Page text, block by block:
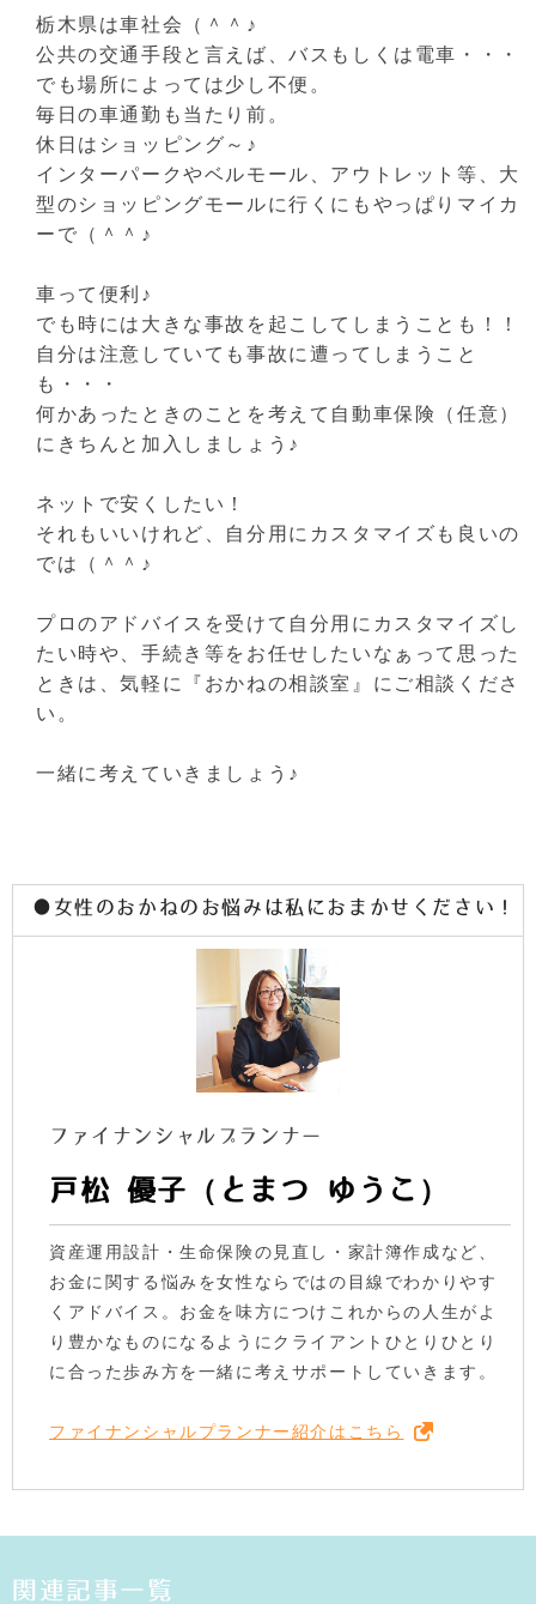
栃木県は車社会（＾＾♪
公共の交通手段と言えば、バスもしくは電車・・・
でも場所によっては少し不便。
毎日の車通勤も当たり前。
休日はショッピング～♪
インターパークやベルモール、アウトレット等、大
型のショッピングモールに行くにもやっぱりマイカ
ーで（＾＾♪
車って便利♪
でも時には大きな事故を起こしてしまうことも！！
自分は注意していても事故に遭ってしまうこと
も・・・
何かあったときのことを考えて自動車保険（任意）
にきちんと加入しましょう♪
ネットで安くしたい！
それもいいけれど、自分用にカスタマイズも良いの
では（＾＾♪
プロのアドバイスを受けて自分用にカスタマイズし
たい時や、手続き等をお任せしたいなぁって思った
ときは、気軽に『おかねの相談室』にご相談くださ
い。
一緒に考えていきましょう♪
●女性のおかねのお悩みは私におまかせください！
ファイナンシャルプランナー
戸松 優子（とまつ ゆうこ）
資産運用設計・生命保険の見直し・家計簿作成など、
お金に関する悩みを女性ならではの目線でわかりやす
くアドバイス。お金を味方につけこれからの人生がよ
り豊かなものになるようにクライアントひとりひとり
に合った歩み方を一緒に考えサポートしていきます。
ファイナンシャルプランナー紹介はこちら
関連記事一覧